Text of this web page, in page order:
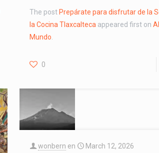
The post Prepárate para disfrutar de la
la Cocina Tlaxcalteca appeared first on
Mundo
0
wonbern en March 12, 2026